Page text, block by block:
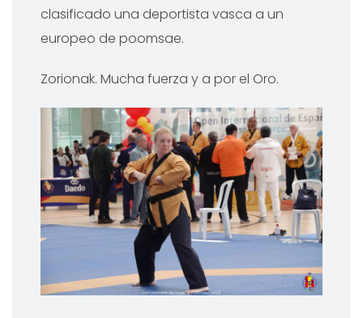
clasificado una deportista vasca a un
europeo de poomsae.
Zorionak. Mucha fuerza y a por el Oro.